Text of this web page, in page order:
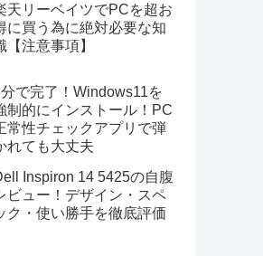
天リーベイツでPCを超お
に買う為に絶対必要な知
【注意事項】
で完了！Windows11を
制的にインストール！PC
常性チェックアプリで弾
れても大丈夫
Inspiron 14 5425の自腹
ビュー！デザイン・スペ
ク・使い勝手を徹底評価